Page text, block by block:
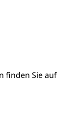
finden Sie auf